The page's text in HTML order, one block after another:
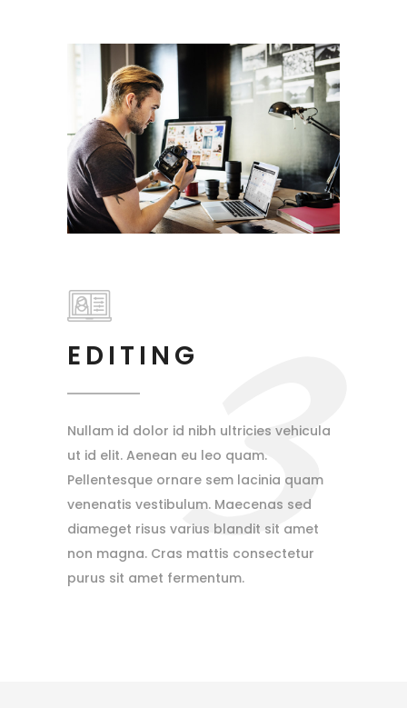
3
EDITING
Nullam id dolor id nibh ultricies vehicula
ut id elit. Aenean eu leo quam.
Pellentesque ornare sem lacinia quam
venenatis vestibulum. Maecenas sed
diameget risus varius blandit sit amet
non magna. Cras mattis consectetur
purus sit amet fermentum.